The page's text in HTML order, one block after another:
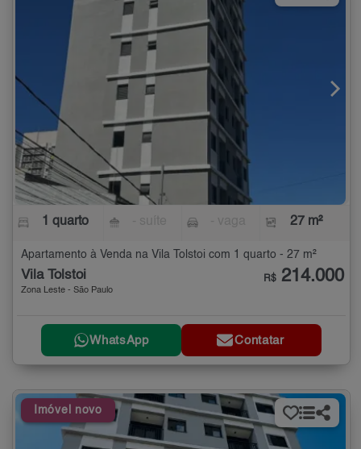
1 quarto 27 m²
Apartamento à Venda na Vila Tolstoi com 1 quarto - 27 m²
Vila Tolstoi
Zona Leste - São Paulo
R$ 214.000
WhatsApp Contatar
Imóvel novo